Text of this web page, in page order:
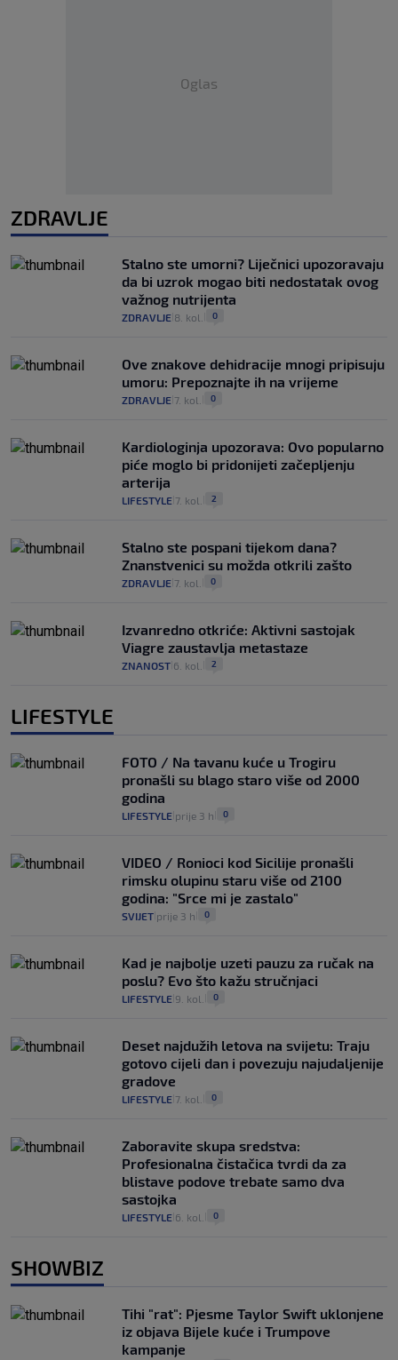
Oglas
ZDRAVLJE
Stalno ste umorni? Liječnici upozoravaju
da bi uzrok mogao biti nedostatak ovog
važnog nutrijenta
ZDRAVLJE 8. kol. 0
Ove znakove dehidracije mnogi pripisuju
umoru: Prepoznajte ih na vrijeme
ZDRAVLJE 7. kol. 0
Kardiologinja upozorava: Ovo popularno
piće moglo bi pridonijeti začepljenju
arterija
LIFESTYLE 7. kol. 2
Stalno ste pospani tijekom dana?
Znanstvenici su možda otkrili zašto
ZDRAVLJE 7. kol. 0
Izvanredno otkriće: Aktivni sastojak
Viagre zaustavlja metastaze
ZNANOST 6. kol. 2
LIFESTYLE
FOTO / Na tavanu kuće u Trogiru
pronašli su blago staro više od 2000
godina
LIFESTYLE prije 3 h 0
VIDEO / Ronioci kod Sicilije pronašli
rimsku olupinu staru više od 2100
godina: "Srce mi je zastalo"
SVIJET prije 3 h 0
Kad je najbolje uzeti pauzu za ručak na
poslu? Evo što kažu stručnjaci
LIFESTYLE 9. kol. 0
Deset najdužih letova na svijetu: Traju
gotovo cijeli dan i povezuju najudaljenije
gradove
LIFESTYLE 7. kol. 0
Zaboravite skupa sredstva:
Profesionalna čistačica tvrdi da za
blistave podove trebate samo dva
sastojka
LIFESTYLE 6. kol. 0
SHOWBIZ
Tihi "rat": Pjesme Taylor Swift uklonjene
iz objava Bijele kuće i Trumpove
kampanje